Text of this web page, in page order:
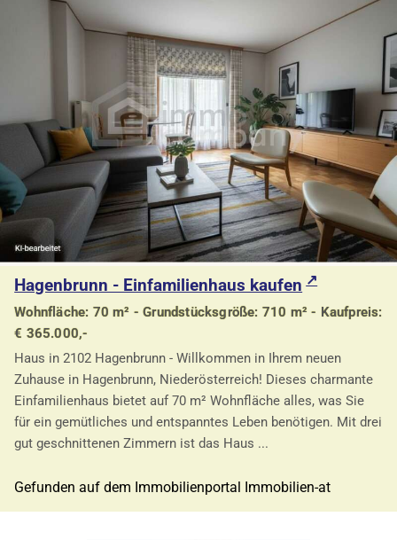
Hagenbrunn - Einfamilienhaus kaufen
Wohnfläche: 70 m² - Grundstücksgröße: 710 m² - Kaufpreis:
€ 365.000,-
Haus in 2102 Hagenbrunn - Willkommen in Ihrem neuen
Zuhause in Hagenbrunn, Niederösterreich! Dieses charmante
Einfamilienhaus bietet auf 70 m² Wohnfläche alles, was Sie
für ein gemütliches und entspanntes Leben benötigen. Mit drei
gut geschnittenen Zimmern ist das Haus ...
Gefunden auf dem Immobilienportal Immobilien-at